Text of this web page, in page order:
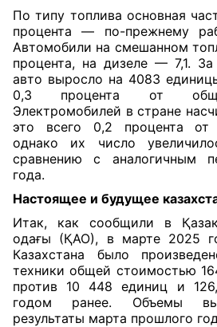
По типу топлива основная
процента — по-прежнему
Автомобили на смешанном
процента, на дизеле — 7,1.
авто выросло на 4083
0,3 процента от
Электромобилей в стране
это всего 0,2 процента от
однако их число
сравнению с аналогичным
года.
Настоящее и будущее
Итак, как сообщили в
одағы (ҚАО), в марте 2025
Казахстана было
техники общей стоимостью
против 10 448 единиц и
годом ранее. Объемы
результаты марта прошлого